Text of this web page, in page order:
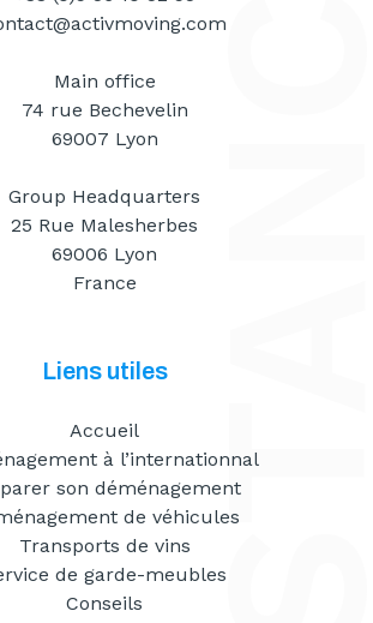
Main office
74 rue Bechevelin
69007 Lyon
Group Headquarters
25 Rue Malesherbes
69006 Lyon
France
Liens utiles
Accueil
à l’internationnal
son déménagement
de véhicules
Transports de vins
de garde-meubles
Conseils